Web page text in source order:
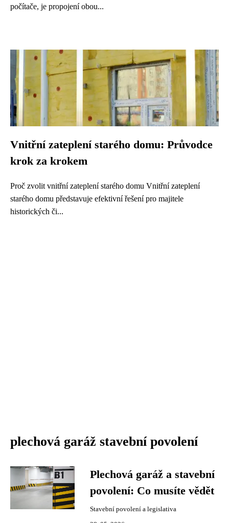
počítače, je propojení obou...
Vnitřní zateplení starého domu: Průvodce
krok za krokem
Proč zvolit vnitřní zateplení starého domu Vnitřní zateplení
starého domu představuje efektivní řešení pro majitele
historických či...
plechová garáž stavební povolení
Plechová garáž a stavební
povolení: Co musíte vědět
Stavební povolení a legislativa